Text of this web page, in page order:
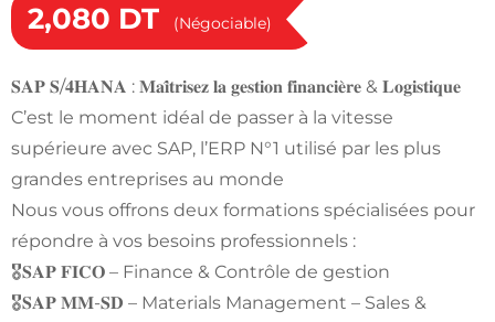
2,080 DT (Négociable)
𝐒𝐀𝐏 𝐒/𝟒𝐇𝐀𝐍𝐀 : 𝐌𝐚𝐢̂𝐭𝐫𝐢𝐬𝐞𝐳 𝐥𝐚 𝐠𝐞𝐬𝐭𝐢𝐨𝐧 𝐟𝐢𝐧𝐚𝐧𝐜𝐢𝐞̀𝐫𝐞 & 𝐋𝐨𝐠𝐢𝐬𝐭𝐢𝐪𝐮𝐞
C’est le moment idéal de passer à la vitesse
supérieure avec SAP, l’ERP N°1 utilisé par les plus
grandes entreprises au monde
Nous vous offrons deux formations spécialisées pour
répondre à vos besoins professionnels :
🎖️𝐒𝐀𝐏 𝐅𝐈𝐂𝐎 – Finance & Contrôle de gestion
🎖️𝐒𝐀𝐏 𝐌𝐌-𝐒𝐃 – Materials Management – Sales &